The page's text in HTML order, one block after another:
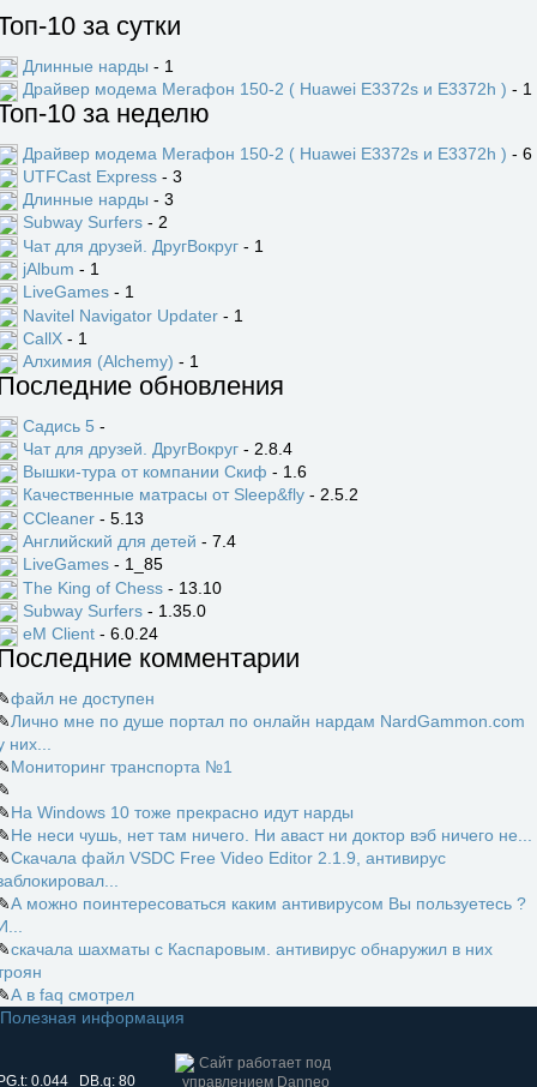
10 за сутки
Длинные нарды - 1
Драйвер модема Мегафон 150-2 ( Huawei E3372s и E3372h ) - 1
10 за неделю
Драйвер модема Мегафон 150-2 ( Huawei E3372s и E3372h ) - 6
UTFCast Express - 3
Длинные нарды - 3
Subway Surfers - 2
Чат для друзей. ДругВокруг - 1
jAlbum - 1
LiveGames - 1
Navitel Navigator Updater - 1
CallX - 1
Алхимия (Alchemy) - 1
обновления
Садись 5 -
Чат для друзей. ДругВокруг - 2.8.4
Вышки-тура от компании Скиф - 1.6
Качественные матрасы от Sleep&fly - 2.5.2
CCleaner - 5.13
Английский для детей - 7.4
LiveGames - 1_85
The King of Chess - 13.10
Subway Surfers - 1.35.0
eM Client - 6.0.24
комментарии
файл не доступен
Лично мне по душе портал по онлайн нардам NardGammon.com
них...
Мониторинг транспорта №1
На Windows 10 тоже прекрасно идут нарды
Не неси чушь, нет там ничего. Ни аваст ни доктор вэб ничего не...
Скачала файл VSDC Free Video Editor 2.1.9, антивирус
А можно поинтересоваться каким антивирусом Вы пользуетесь ?
скачала шахматы с Каспаровым. антивирус обнаружил в них
А в faq смотрел
Полезная информация
0.044 DB.q: 80